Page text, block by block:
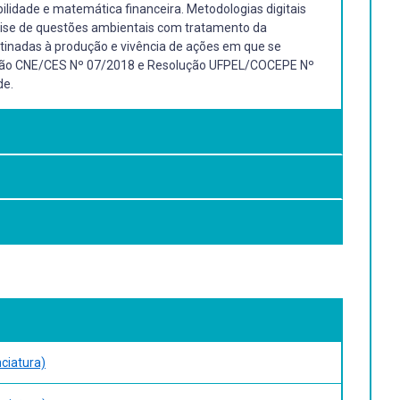
e matemática financeira. Metodologias digitais
de questões ambientais com tratamento da
à produção e vivência de ações em que se
CES Nº 07/2018 e Resolução UFPEL/COCEPE Nº
grandezas e
didáticos, abordando tratamento da informação
incluindo questões ambientais.
book
2021. ISBN 9788551301388. E-book